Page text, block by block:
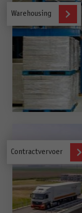
Warehousing
Contractvervoer